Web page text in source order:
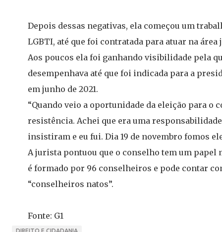
Depois dessas negativas, ela começou um
LGBTI, até que foi contratada para atuar na
Aos poucos ela foi ganhando visibilidade pela
desempenhava até que foi indicada para a
em junho de 2021.
“Quando veio a oportunidade da eleição para o
resistência. Achei que era uma
insistiram e eu fui. Dia 19 de novembro fomos
A jurista pontuou que o conselho tem um papel
é formado por 96 conselheiros e pode contar
“conselheiros natos”.
Fonte: G1